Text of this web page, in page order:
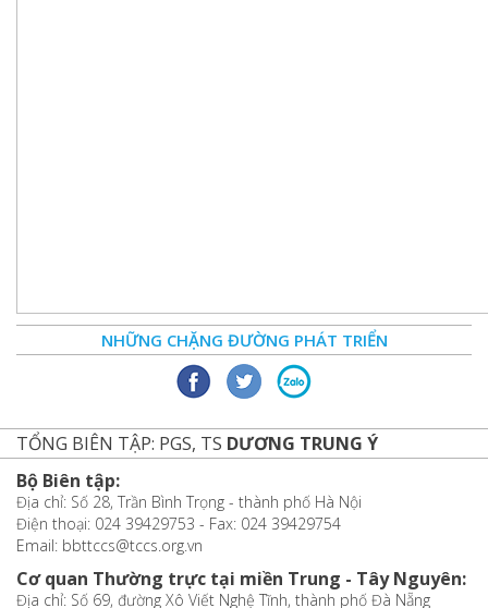
NHỮNG CHẶNG ĐƯỜNG PHÁT TRIỂN
TỔNG BIÊN TẬP: PGS, TS DƯƠNG TRUNG Ý
Bộ Biên tập:
Địa chỉ: Số 28, Trần Bình Trọng - thành phố Hà Nội
Điện thoại: 024 39429753 - Fax: 024 39429754
Email: bbttccs@tccs.org.vn
Cơ quan Thường trực tại miền Trung - Tây Nguyên:
Địa chỉ: Số 69, đường Xô Viết Nghệ Tĩnh, thành phố Đà Nẵng